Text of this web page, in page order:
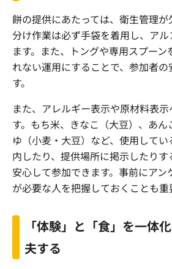
餅の提供にあたっては、衛生管理が
分け作業は必ず手袋を着用し、ア
ます。また、トングや専用スプー
れない運用にすることで、参加者
す。
また、アレルギー表示や原材料表
す。もち米、きなこ（大豆）、あん
ゆ（小麦・大豆）など、使用して
内したり、提供場所に掲示したり
安心して参加できます。事前にアン
が必要な人を把握しておくことも重
「体験」と「食」を一体
夫する